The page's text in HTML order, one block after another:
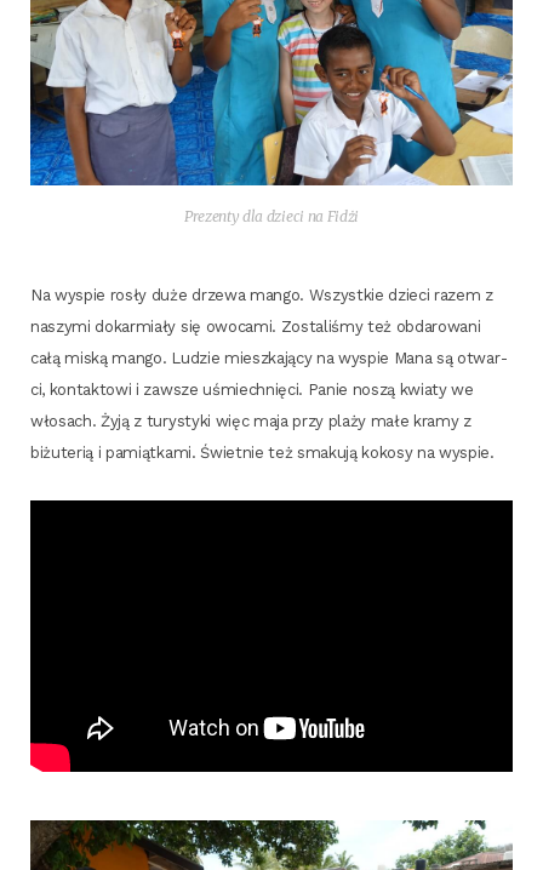
Pre­zen­ty dla dzie­ci na Fidżi
Na wyspie rosły duże drze­wa man­go. Wszyst­kie dzie­ci razem z
naszy­mi dokar­mia­ły się owo­ca­mi. Zosta­li­śmy też obda­ro­wa­ni
całą miską man­go. Ludzie miesz­ka­ją­cy na wyspie Mana są otwar­
ci, kon­tak­to­wi i zawsze uśmiech­nię­ci. Panie noszą kwia­ty we
wło­sach. Żyją z tury­sty­ki więc maja przy pla­ży małe kra­my z
biżu­te­rią i pamiąt­ka­mi. Świet­nie też sma­ku­ją koko­sy na wyspie.